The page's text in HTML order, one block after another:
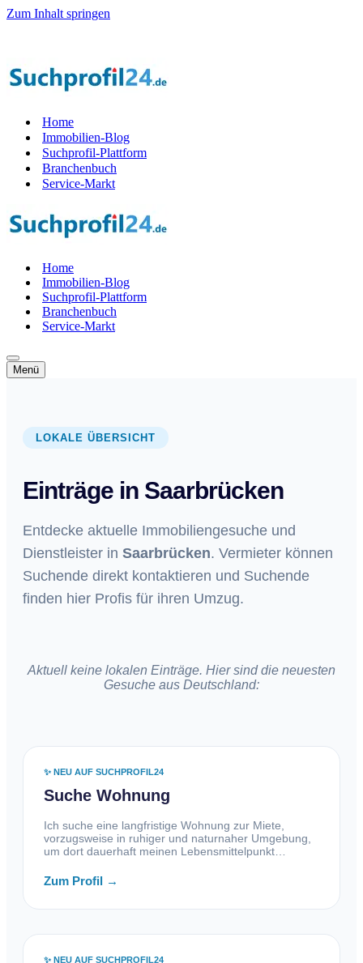
Zum Inhalt springen
Home
Immobilien-Blog
Suchprofil-Plattform
Branchenbuch
Service-Markt
Home
Immobilien-Blog
Suchprofil-Plattform
Branchenbuch
Service-Markt
Navigationsmenü
Menü
Navigationsmenü
LOKALE ÜBERSICHT
Einträge in Saarbrücken
Entdecke aktuelle Immobiliengesuche und
Dienstleister in Saarbrücken. Vermieter können
Suchende direkt kontaktieren und Suchende
finden hier Profis für ihren Umzug.
Aktuell keine lokalen Einträge. Hier sind die neuesten
Gesuche aus Deutschland:
✨ NEU AUF SUCHPROFIL24
Suche Wohnung
Ich suche eine langfristige Wohnung zur Miete,
vorzugsweise in ruhiger und naturnaher Umgebung,
um dort dauerhaft meinen Lebensmittelpunkt…
Zum Profil →
✨ NEU AUF SUCHPROFIL24